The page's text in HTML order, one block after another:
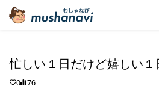
忙しい１日だけど嬉しい
0 76